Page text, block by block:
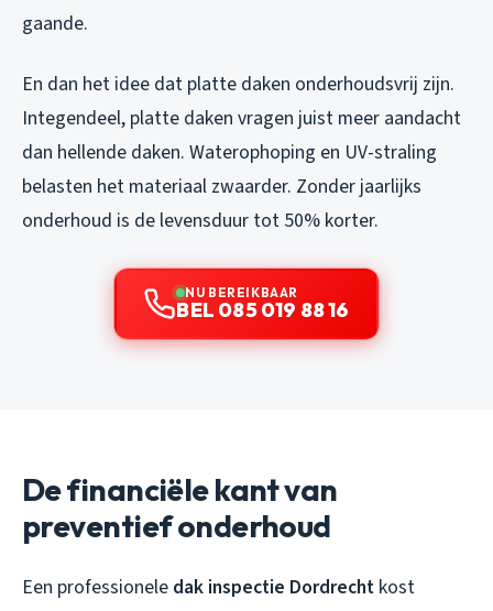
gaande.
En dan het idee dat platte daken onderhoudsvrij zijn.
Integendeel, platte daken vragen juist meer aandacht
dan hellende daken. Waterophoping en UV-straling
belasten het materiaal zwaarder. Zonder jaarlijks
onderhoud is de levensduur tot 50% korter.
NU BEREIKBAAR
BEL 085 019 88 16
De financiële kant van
preventief onderhoud
Een professionele dak inspectie Dordrecht kost